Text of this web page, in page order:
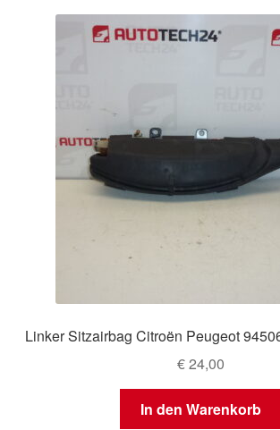
Linker Sitzairbag Citroën Peugeot
€24,00
In den Warenkorb